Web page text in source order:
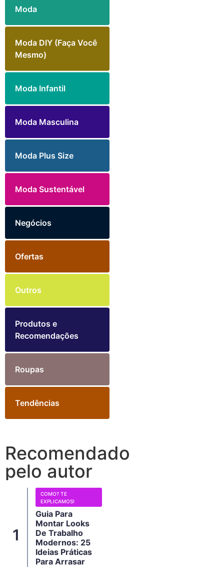
Moda
Moda DIY (Faça Você
Mesmo)
Moda Infantil
Moda Masculina
Moda Plus Size
Moda Sustentável
Negócios
Ofertas
Outros
Produtos e
Recomendações
Roupas
Tendências
Recomendado
pelo autor
COMO? TE
EXPLICAMOS!
Guia Para
Montar Looks
De Trabalho
Modernos: 25
Ideias Práticas
Para Arrasar